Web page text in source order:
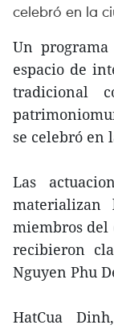
celebró en la
Un
espacio de
tradicional
se celebró en
Las
materializan
miembros del
recibieron
Nguyen Phu
HatCua